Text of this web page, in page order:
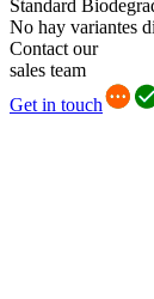
Standard
No hay variantes
Contact our
sales team
Get in touch